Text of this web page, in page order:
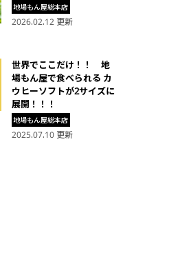
地場もん屋総本店
2026.02.12 更新
地場もん屋総本店
世界でここだけ！！ 地
場もん屋で食べられる カ
ウヒーソフトが2サイズに
展開！！！
2025.07.10 更新